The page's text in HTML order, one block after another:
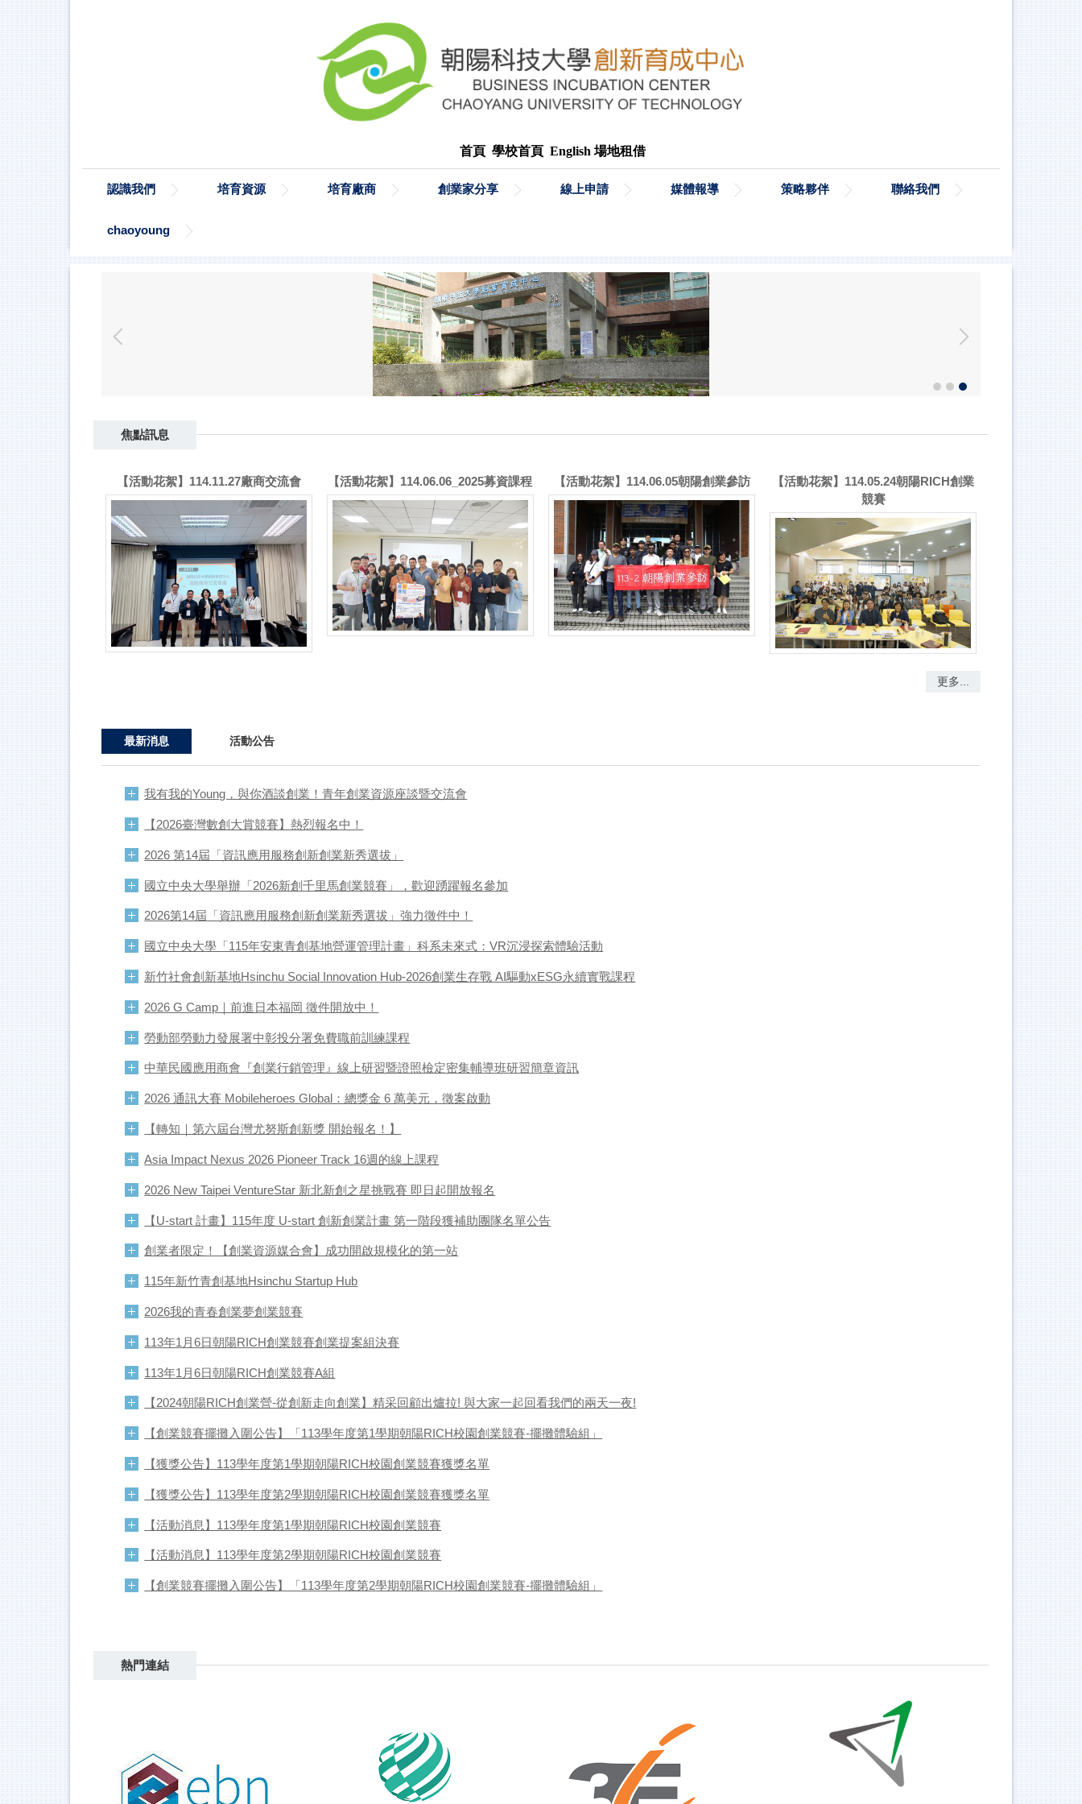
首頁 學校首頁 English 場地租借
認識我們 培育資源 培育廠商 創業家分享 線上申請 媒體報導 策略夥伴 聯絡我們
chaoyoung
焦點訊息
【活動花絮】114.11.27廠商交流會 【活動花絮】114.06.06_2025募資課程 【活動花絮】114.06.05朝陽創業參訪
【活動花絮】114.05.24朝陽RICH創業
競賽
更多...
最新消息 活動公告
我有我的Young，與你酒談創業！青年創業資源座談暨交流會
【2026臺灣數創大賞競賽】熱烈報名中！
2026 第14屆「資訊應用服務創新創業新秀選拔」
國立中央大學舉辦「2026新創千里馬創業競賽」，歡迎踴躍報名參加
2026第14屆「資訊應用服務創新創業新秀選拔」強力徵件中！
國立中央大學「115年安東青創基地營運管理計畫」科系未來式：VR沉浸探索體驗活動
新竹社會創新基地Hsinchu Social Innovation Hub-2026創業生存戰 AI驅動xESG永續實戰課程
2026 G Camp｜前進日本福岡 徵件開放中！
勞動部勞動力發展署中彰投分署免費職前訓練課程
中華民國應用商會『創業行銷管理』線上研習暨證照檢定密集輔導班研習簡章資訊
2026 通訊大賽 Mobileheroes Global：總獎金 6 萬美元，徵案啟動
【轉知｜第六屆台灣尤努斯創新獎 開始報名！】
Asia Impact Nexus 2026 Pioneer Track 16週的線上課程
2026 New Taipei VentureStar 新北新創之星挑戰賽 即日起開放報名
【U-start 計畫】115年度 U-start 創新創業計畫 第一階段獲補助團隊名單公告
創業者限定！【創業資源媒合會】成功開啟規模化的第一站
115年新竹青創基地Hsinchu Startup Hub
2026我的青春創業夢創業競賽
113年1月6日朝陽RICH創業競賽創業提案組決賽
113年1月6日朝陽RICH創業競賽A組
【2024朝陽RICH創業營-從創新走向創業】精采回顧出爐拉! 與大家一起回看我們的兩天一夜!
【創業競賽擺攤入圍公告】「113學年度第1學期朝陽RICH校園創業競賽-擺攤體驗組」
【獲獎公告】113學年度第1學期朝陽RICH校園創業競賽獲獎名單
【獲獎公告】113學年度第2學期朝陽RICH校園創業競賽獲獎名單
【活動消息】113學年度第1學期朝陽RICH校園創業競賽
【活動消息】113學年度第2學期朝陽RICH校園創業競賽
【創業競賽擺攤入圍公告】「113學年度第2學期朝陽RICH校園創業競賽-擺攤體驗組」
熱門連結